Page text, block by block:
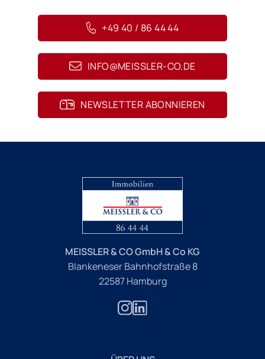
+49 40 / 86 44 44
INFO@MEISSLER-CO.DE
NEWSLETTER ABONNIEREN
MEISSLER & CO GmbH & Co KG
Blankeneser Bahnhofstraße 8
22587 Hamburg